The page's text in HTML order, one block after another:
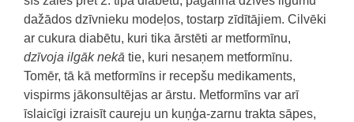
dažādos dzīvnieku modeļos, tostarp zīdītājiem. Cilvēki
ar cukura diabētu, kuri tika ārstēti ar metformīnu,
dzīvoja ilgāk nekā tie, kuri nesaņem metformīnu.
Tomēr, tā kā metformīns ir recepšu medikaments,
vispirms jākonsultējas ar ārstu. Metformīns var arī
īslaicīgi izraisīt caureju un kuņģa-zarnu trakta sāpes,